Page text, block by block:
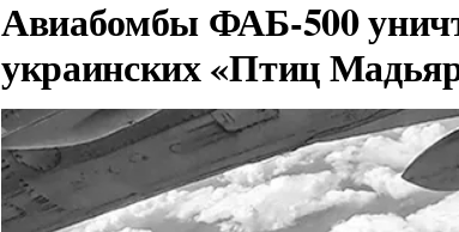
Авиабомбы ФАБ-500
украинских «Птиц